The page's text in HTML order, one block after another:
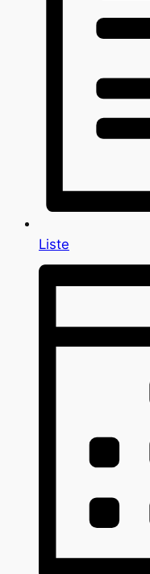
Liste